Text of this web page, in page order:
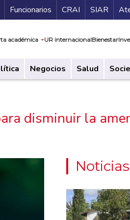
Funcionarios Guía
CRAI SIAR
académica UR internacionalBienestar
Negocios Salud
disminuir la